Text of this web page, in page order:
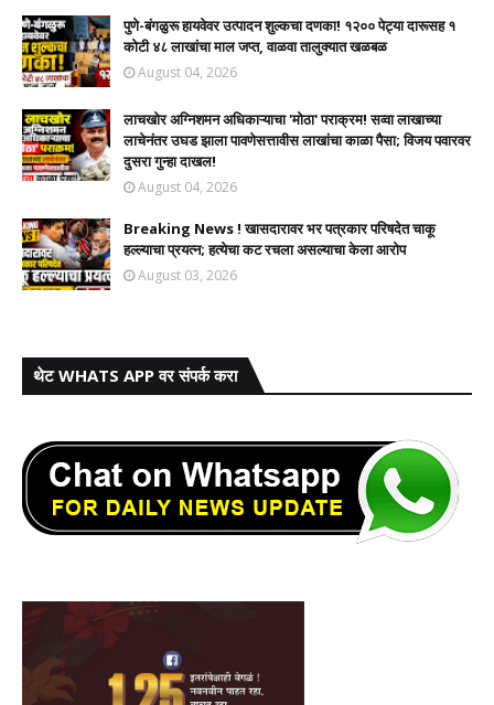
पुणे-बंगळुरू हायवेवर उत्पादन शुल्कचा दणका! १२०० पेट्या दारूसह १
कोटी ४८ लाखांचा माल जप्त, वाळवा तालुक्यात खळबळ
August 04, 2026
लाचखोर अग्निशमन अधिकाऱ्याचा 'मोठा' पराक्रम! सव्वा लाखाच्या
लाचेनंतर उघड झाला पावणेसत्तावीस लाखांचा काळा पैसा; विजय पवारवर
दुसरा गुन्हा दाखल!​
August 04, 2026
Breaking News ! खासदारावर भर पत्रकार परिषदेत चाकू
हल्ल्याचा प्रयत्न; हत्येचा कट रचला असल्याचा केला आरोप
August 03, 2026
थेट WHATS APP वर संपर्क करा